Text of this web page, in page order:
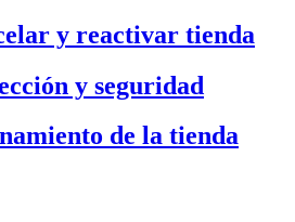
y reactivar tienda
y seguridad
de la tienda